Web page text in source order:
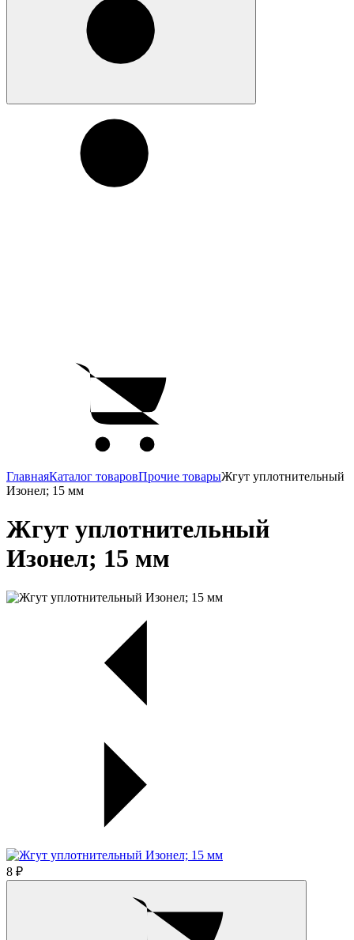
ГлавнаяКаталог товаровПрочие товарыЖгут уплотнительный
Изонел; 15 мм
Жгут уплотнительный
Изонел; 15 мм
8 ₽